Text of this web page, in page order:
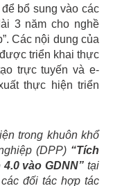
bổ sung vào các
3 năm cho nghề
Các nội dung của
triển khai thực
trực tuyến và e-
thực hiện triển
trong khuôn khổ
(DPP) “Tích
vào GDNN” tại
đối tác hợp tác